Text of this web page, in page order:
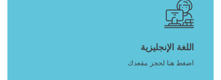
اللغة الإنجليزية
اضغط هنا لحجز مقعدك